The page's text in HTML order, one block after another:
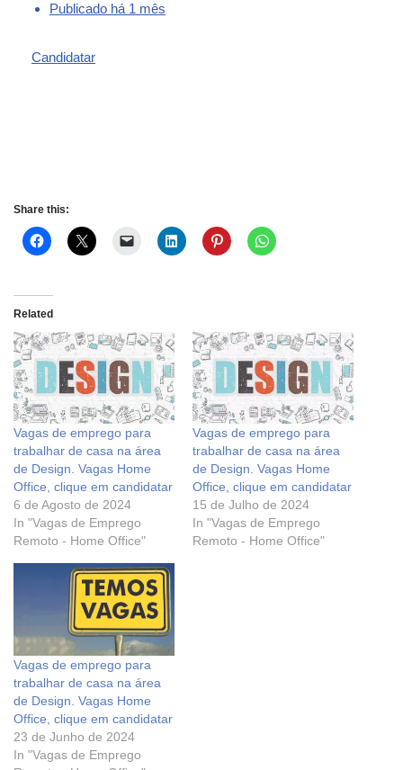
Publicado há 1 mês
Candidatar
Share this:
Related
Vagas de emprego para
trabalhar de casa na área
de Design. Vagas Home
Office, clique em candidatar
6 de Agosto de 2024
In "Vagas de Emprego
Remoto - Home Office"
Vagas de emprego para
trabalhar de casa na área
de Design. Vagas Home
Office, clique em candidatar
15 de Julho de 2024
In "Vagas de Emprego
Remoto - Home Office"
Vagas de emprego para
trabalhar de casa na área
de Design. Vagas Home
Office, clique em candidatar
23 de Junho de 2024
In "Vagas de Emprego